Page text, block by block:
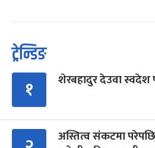
ट्रेन्डिङ
१ शेरबहादुर देउवा स्वदेश
अस्तित्व संकटमा परेपछि